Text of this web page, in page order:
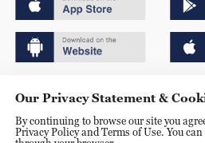
京ICP备20000184号
京公网安备 11010502050052号
Our Privacy Statement &
By continuing to browse our site you
Privacy Policy and Terms of Use. You